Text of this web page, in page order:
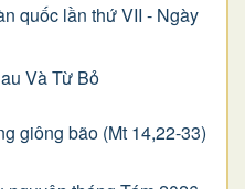
quốc lần thứ VII - Ngày
Và Từ Bỏ
giông bão (Mt 14,22-33)